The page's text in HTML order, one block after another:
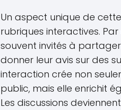
Un aspect unique de
rubriques interactives.
souvent invités à
donner leur avis sur des
interaction crée non
public, mais elle enrichit
Les discussions